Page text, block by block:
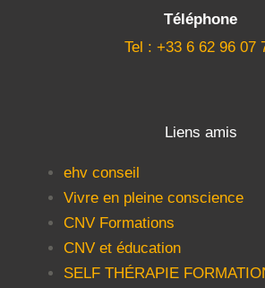
Téléphone
Tel : +33 6 62 96 07
Liens amis
ehv conseil
Vivre en pleine conscience
CNV Formations
CNV et éducation
SELF THÉRAPIE